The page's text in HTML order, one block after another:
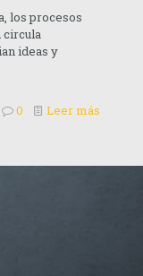
los procesos
circula
ideas y
0 Leer más